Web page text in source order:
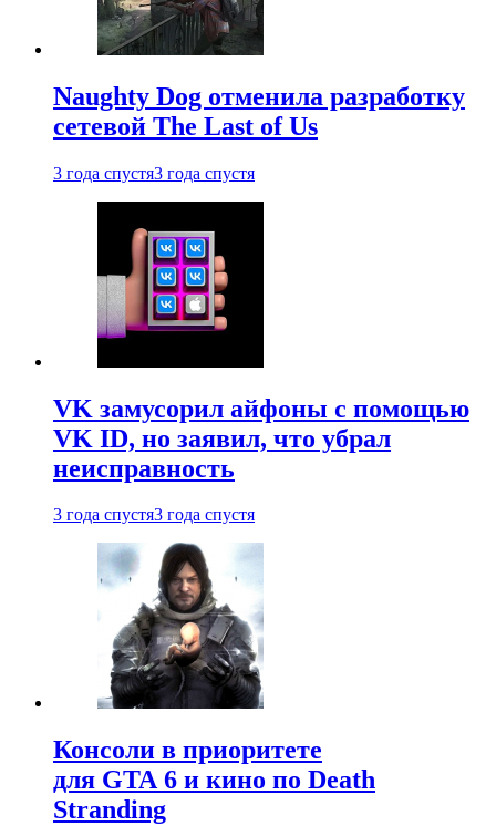
Naughty Dog отменила разработку
сетевой The Last of Us
3 года спустя3 года спустя
VK замусорил айфоны с помощью
VK ID, но заявил, что убрал
неисправность
3 года спустя3 года спустя
Консоли в приоритете
для GTA 6 и кино по Death
Stranding